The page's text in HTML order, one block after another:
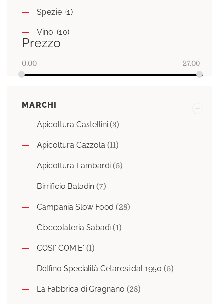
Spezie (1)
Vino (10)
Prezzo
0.00 27.00
MARCHI
Apicoltura Castellini (3)
Apicoltura Cazzola (11)
Apicoltura Lambardi (5)
Birrificio Baladin (7)
Campania Slow Food (28)
Cioccolateria Sabadì (1)
COSI' COM'E' (1)
Delfino Specialità Cetaresi dal 1950 (5)
La Fabbrica di Gragnano (28)